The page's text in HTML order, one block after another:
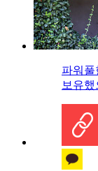
파워풀
보유했